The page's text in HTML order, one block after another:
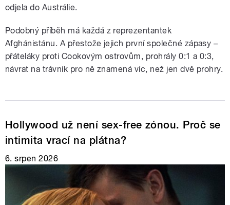
odjela do Austrálie.
Podobný příběh má každá z reprezentantek
Afghánistánu. A přestože jejich první společné zápasy –
přáteláky proti Cookovým ostrovům, prohrály 0:1 a 0:3,
návrat na trávník pro ně znamená víc, než jen dvě prohry.
Hollywood už není sex-free zónou. Proč se
intimita vrací na plátna?
6. srpen 2026